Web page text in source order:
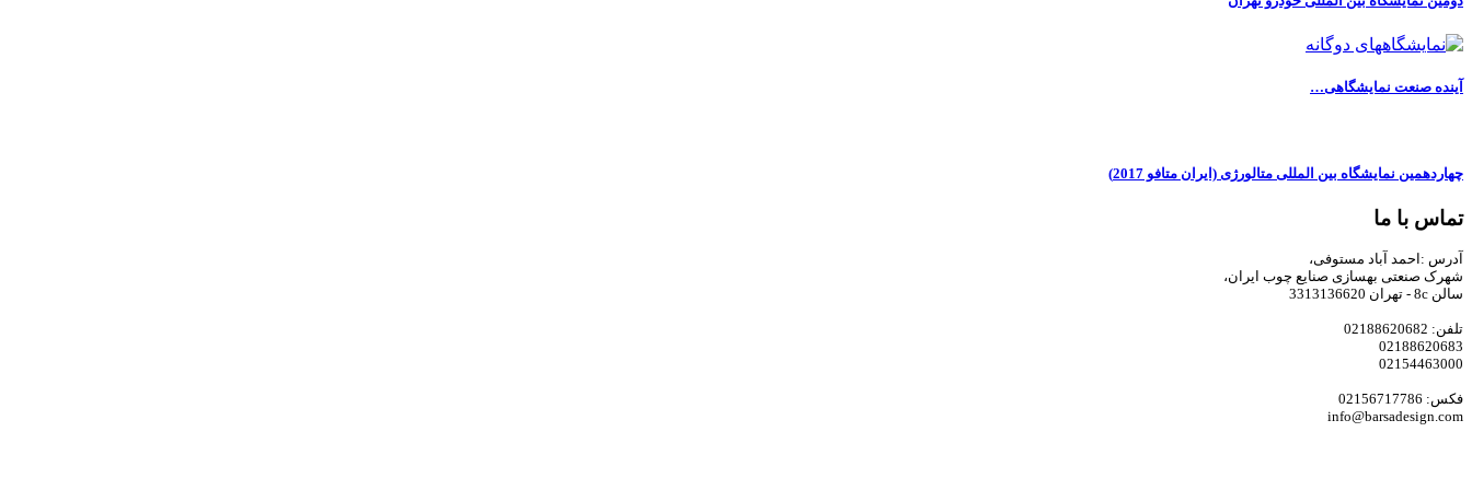
آینده صنعت نمایشگاهی…
چهاردهمین نمایشگاه بین المللی متالورژی (ایران متافو 2017)
تماس با ما
آدرس :احمد آباد مستوفی،
شهرک صنعتی بهسازی صنایع چوب ایران،
سالن 8c - تهران 3313136620
تلفن: 02188620682
02188620683
02154463000
فکس: 02156717786
info@barsadesign.com